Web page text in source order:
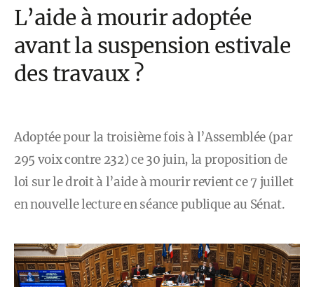
L’aide à mourir adoptée
avant la suspension estivale
des travaux ?
Adoptée pour la troisième fois à l’Assemblée (par
295 voix contre 232) ce 30 juin, la proposition de
loi sur le droit à l’aide à mourir revient ce 7 juillet
en nouvelle lecture en séance publique au Sénat.